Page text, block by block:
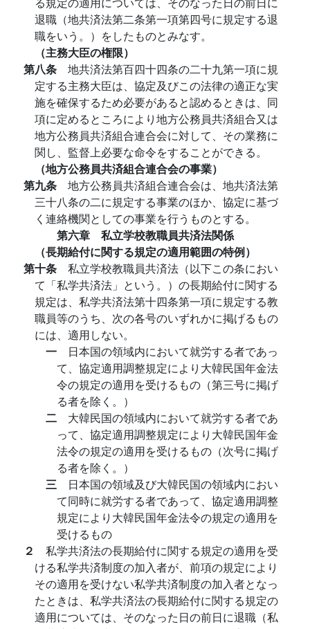
退職（地共済法第二条第一項第四号に規定する退
職をいう。）をしたものとみなす。
（主務大臣の権限）
第八条 地共済法第百四十四条の二十九第一項に規
定する主務大臣は、協定及びこの法律の適正な実
施を確保するため必要があると認めるときは、同
項に定めるところにより地方公務員共済組合又は
地方公務員共済組合連合会に対して、その業務に
関し、監督上必要な命令をすることができる。
（地方公務員共済組合連合会の事業）
第九条 地方公務員共済組合連合会は、地共済法第
三十八条の二に規定する事業のほか、協定に基づ
く連絡機関としての事業を行うものとする。
第六章 私立学校教職員共済法関係
（長期給付に関する規定の適用範囲の特例）
第十条 私立学校教職員共済法（以下この条におい
て「私学共済法」という。）の長期給付に関する
規定は、私学共済法第十四条第一項に規定する教
職員等のうち、次の各号のいずれかに掲げるもの
には、適用しない。
一 日本国の領域内において就労する者であっ
て、協定適用調整規定により大韓民国年金法
令の規定の適用を受けるもの（第三号に掲げ
る者を除く。）
二 大韓民国の領域内において就労する者であ
って、協定適用調整規定により大韓民国年金
法令の規定の適用を受けるもの（次号に掲げ
る者を除く。）
三 日本国の領域及び大韓民国の領域内におい
て同時に就労する者であって、協定適用調整
規定により大韓民国年金法令の規定の適用を
受けるもの
２ 私学共済法の長期給付に関する規定の適用を受
ける私学共済制度の加入者が、前項の規定により
その適用を受けない私学共済制度の加入者となっ
たときは、私学共済法の長期給付に関する規定の
適用については、そのなった日の前日に退職（私